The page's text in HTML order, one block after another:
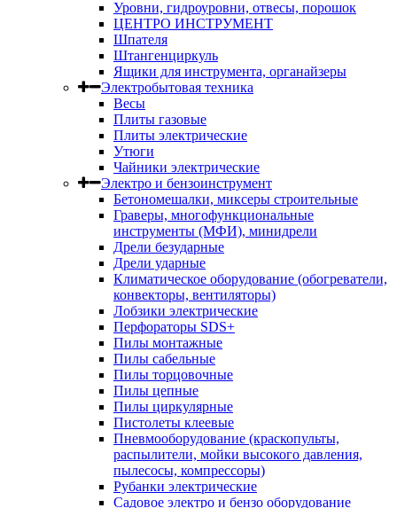
Уровни, гидроуровни, отвесы, порошок
ЦЕНТРО ИНСТРУМЕНТ
Шпателя
Штангенциркуль
Ящики для инструмента, органайзеры
Электробытовая техника
Весы
Плиты газовые
Плиты электрические
Утюги
Чайники электрические
Электро и бензоинструмент
Бетономешалки, миксеры строительные
Граверы, многофункциональные
инструменты (МФИ), минидрели
Дрели безударные
Дрели ударные
Климатическое оборудование (обогреватели,
конвекторы, вентиляторы)
Лобзики электрические
Перфораторы SDS+
Пилы монтажные
Пилы сабельные
Пилы торцовочные
Пилы цепные
Пилы циркулярные
Пистолеты клеевые
Пневмооборудование (краскопульты,
распылители, мойки высокого давления,
пылесосы, компрессоры)
Рубанки электрические
Садовое электро и бензо оборудование